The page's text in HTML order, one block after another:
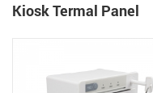
Kiosk Termal Panel